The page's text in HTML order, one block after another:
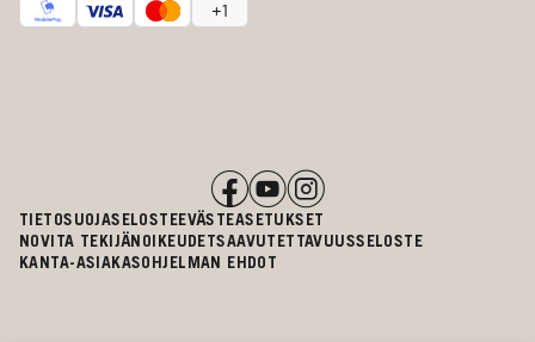
+1
TIETOSUOJASELOSTEEVÄSTEASETUKSET
NOVITA TEKIJÄNOIKEUDETSAAVUTETTAVUUSSELOSTE
KANTA-ASIAKASOHJELMAN EHDOT